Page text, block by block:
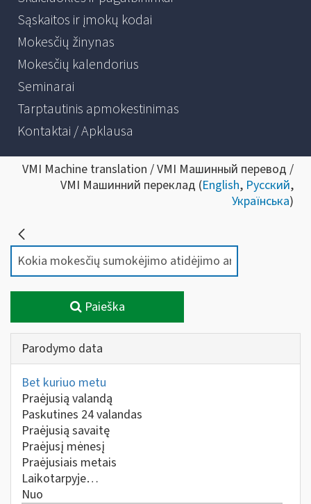
Sąskaitos ir įmokų kodai
Mokesčių žinynas
Mokesčių kalendorius
Seminarai
Tarptautinis apmokestinimas
Kontaktai / Apklausa
VMI Machine translation / VMI Машинный перевод /
VMI Машинний переклад (English, Русский,
Українська)
Paieška
Parodymo data
Bet kuriuo metu
Praėjusią valandą
Paskutines 24 valandas
Praėjusią savaitę
Praėjusį mėnesį
Praėjusiais metais
Laikotarpyje…
Nuo